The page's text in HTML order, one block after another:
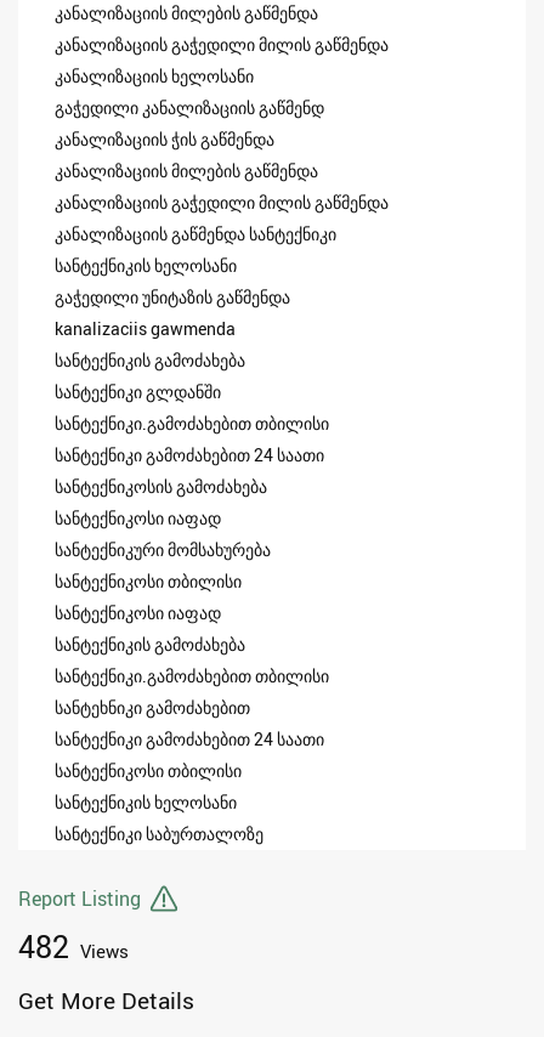
კანალიზაციის მილების გაწმენდა
კანალიზაციის გაჭედილი მილის გაწმენდა
კანალიზაციის ხელოსანი
გაჭედილი კანალიზაციის გაწმენდ
კანალიზაციის ჭის გაწმენდა
კანალიზაციის მილების გაწმენდა
კანალიზაციის გაჭედილი მილის გაწმენდა
კანალიზაციის გაწმენდა სანტექნიკი
სანტექნიკის ხელოსანი
გაჭედილი უნიტაზის გაწმენდა
kanalizaciis gawmenda
სანტექნიკის გამოძახება
სანტექნიკი გლდანში
სანტექნიკი.გამოძახებით თბილისი
სანტექნიკი გამოძახებით 24 საათი
სანტექნიკოსის გამოძახება
სანტექნიკოსი იაფად
სანტექნიკური მომსახურება
სანტექნიკოსი თბილისი
სანტექნიკოსი იაფად
სანტექნიკის გამოძახება
სანტექნიკი.გამოძახებით თბილისი
სანტეხნიკი გამოძახებით
სანტექნიკი გამოძახებით 24 საათი
სანტექნიკოსი თბილისი
სანტექნიკის ხელოსანი
სანტექნიკი საბურთალოზე
Report Listing
482 Views
Get More Details